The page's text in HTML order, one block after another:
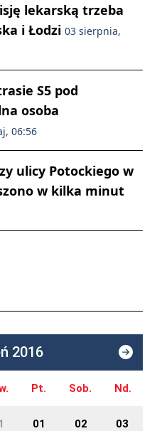
lekarską trzeba
i Łodzi 03 sierpnia,
S5 pod
osoba
06:56
ulicy Potockiego w
w kilka minut
2016
Pt. Sob. Nd.
01 02 03